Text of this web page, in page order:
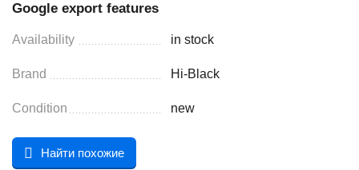
Google export features
Availability in stock
Brand Hi-Black
Condition new
Найти похожие